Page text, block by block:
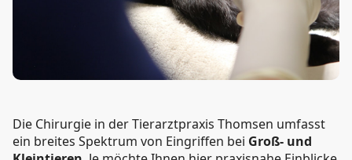
Die Chirurgie in der Tierarztpraxis Thomsen umfasst
ein breites Spektrum von Eingriffen bei Groß- und